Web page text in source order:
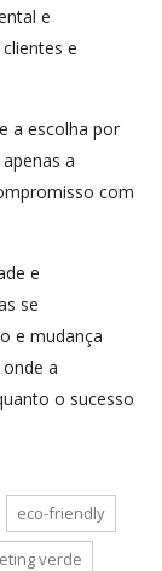
e
e
a escolha por
a
com
e
se
e mudança
a
o sucesso
eco-friendly
verde